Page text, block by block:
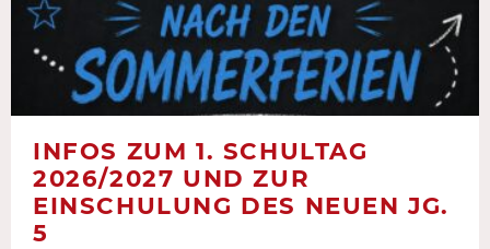
INFOS ZUM 1. SCHULTAG
2026/2027 UND ZUR
EINSCHULUNG DES NEUEN JG.
5